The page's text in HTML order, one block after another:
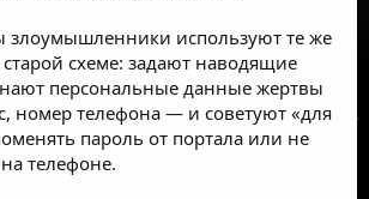
злоумышленники используют те же
схеме: задают наводящие
персональные данные жертвы
номер телефона — и советуют «для
пароль от портала или не
телефоне.